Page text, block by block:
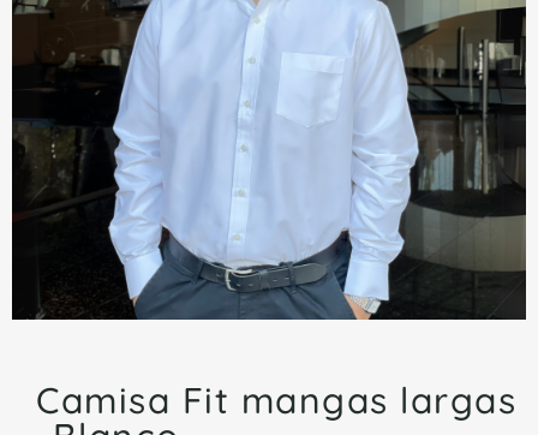
Camisa Fit mangas largas